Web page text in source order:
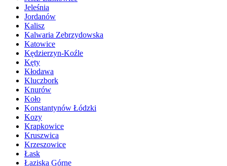
Jeleśnia
Jordanów
Kalisz
Kalwaria Zebrzydowska
Katowice
Kędzierzyn-Koźle
Kęty
Kłodawa
Kluczbork
Knurów
Koło
Konstantynów Łódzki
Kozy
Krapkowice
Kruszwica
Krzeszowice
Łask
Łaziska Górne